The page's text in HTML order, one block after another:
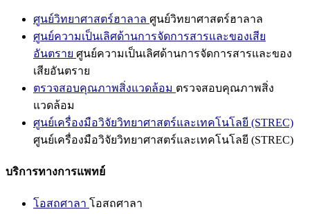
ศูนย์วิทยาศาสตร์ฮาลาล ศูนย์วิทยาศาสตร์ฮาลาล
ศูนย์ความเป็นเลิศด้านการจัดการสารและของเสีย
อันตราย ศูนย์ความเป็นเลิศด้านการจัดการสารและของ
เสียอันตราย
ตรวจสอบคุณภาพสิ่งแวดล้อม ตรวจสอบคุณภาพสิ่ง
แวดล้อม
ศูนย์เครื่องมือวิจัยวิทยาศาสตร์และเทคโนโลยี (STREC)
ศูนย์เครื่องมือวิจัยวิทยาศาสตร์และเทคโนโลยี (STREC)
บริการทางการแพทย์
โอสถศาลา โอสถศาลา